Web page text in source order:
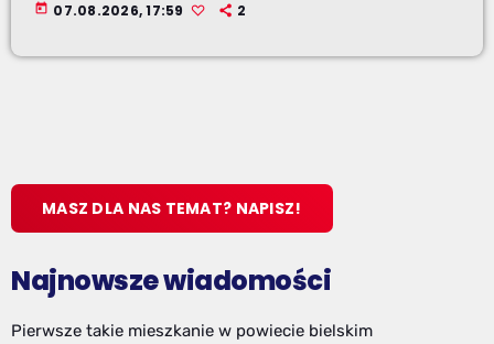
today 07.08.2026, 17:59 2
MASZ DLA NAS TEMAT? NAPISZ!
Najnowsze wiadomości
Pierwsze takie mieszkanie w powiecie bielskim